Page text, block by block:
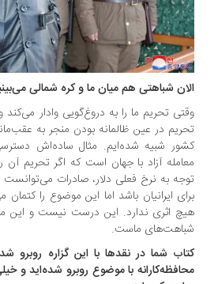
شباهتی هم میان ما و کره شمالی می‌بینید؟
تحریم ما را به دروغ‌گویی وادار می‌کند و
در عین ظالمانه بودن منجر به
شبیه شده‌ایم. مثال ساده‌اش دسترسی
آزاد با جهان است که اگر تحریم آن را
به نرخ فعلی دلار، صادرات می‌توانست
ایرانیان باشد اما این موضوع را کتمان
اثری ندارد. این درست نیست و این موضوع
ماست.
شما در نقدها با این گزاره روبرو شده
با موضوع روبرو شده‌اید و خیلی